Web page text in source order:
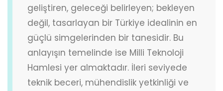
geliştiren, geleceği belirleyen; bekleyen
değil, tasarlayan bir Türkiye idealinin en
güçlü simgelerinden bir tanesidir. Bu
anlayışın temelinde ise Milli Teknoloji
Hamlesi yer almaktadır. İleri seviyede
teknik beceri, mühendislik yetkinliği ve